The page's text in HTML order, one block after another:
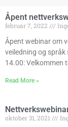
Åpent
februar 7, 2022
Åpent webinar om
veiledning og
14.00: Velkommen
Read More »
oktober 31, 2021